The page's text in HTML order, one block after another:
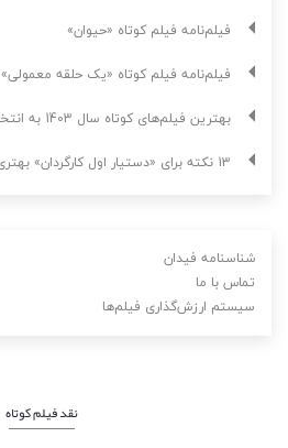
فیلم‌نامه فیلم کوتاه «حیوان»
فیلم‌نامه فیلم کوتاه «یک حلقه معمولی»
بهترین فیلم‌های کوتاه سال 1403 به انتخاب فیدان
13 نکته برای «دستیار اول کارگردان» بهتری بودن
شناسنامه فیدان
تماس با ما
سیستم ارزش‌گذاری فیلم‌ها
نقد فیلم کوتاه